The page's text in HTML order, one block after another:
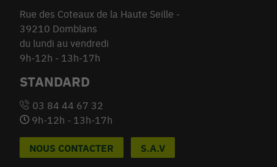
Rue des Coteaux de la Haute Seille -
39210 Domblans
du lundi au vendredi
9h-12h - 13h-17h
STANDARD
03 84 44 67 32
9h-12h - 13h-17h
NOUS CONTACTER S.A.V